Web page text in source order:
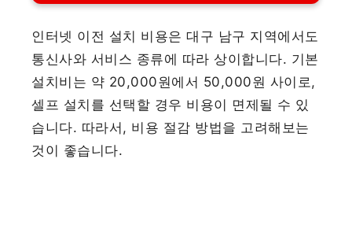
인터넷 이전 설치 비용은 대구 남구 지역에서도
통신사와 서비스 종류에 따라 상이합니다. 기본
설치비는 약 20,000원에서 50,000원 사이로,
셀프 설치를 선택할 경우 비용이 면제될 수 있
습니다. 따라서, 비용 절감 방법을 고려해보는
것이 좋습니다.